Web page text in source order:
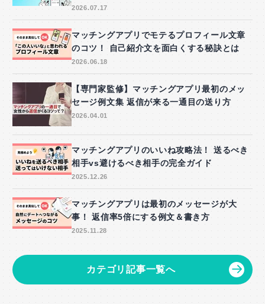
2026.07.17
マッチングアプリでモテるプロフィール文章
のコツ！ 自己紹介文を面白くする秘訣とは
2026.06.18
【専門家監修】マッチングアプリ最初のメッ
セージ例文集 返信が来る一通目の送り方
2026.04.01
マッチングアプリのいいね攻略法！ 送るべき
相手vs避けるべき相手の完全ガイド
2025.12.26
マッチングアプリは最初のメッセージが大
事！ 返信率5倍にする例文＆書き方
2025.11.28
カテゴリ記事一覧へ